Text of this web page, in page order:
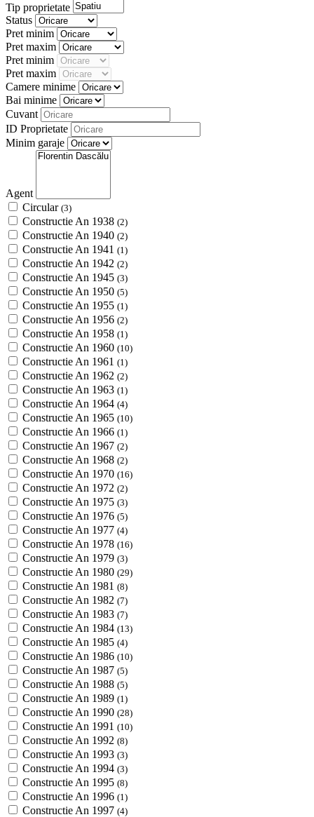
Tip proprietate
Status
Pret minim
Pret maxim
Pret minim
Pret maxim
Camere minime
Bai minime
Cuvant
ID Proprietate
Minim garaje
Agent
Circular (3)
Constructie An 1938 (2)
Constructie An 1940 (2)
Constructie An 1941 (1)
Constructie An 1942 (2)
Constructie An 1945 (3)
Constructie An 1950 (5)
Constructie An 1955 (1)
Constructie An 1956 (2)
Constructie An 1958 (1)
Constructie An 1960 (10)
Constructie An 1961 (1)
Constructie An 1962 (2)
Constructie An 1963 (1)
Constructie An 1964 (4)
Constructie An 1965 (10)
Constructie An 1966 (1)
Constructie An 1967 (2)
Constructie An 1968 (2)
Constructie An 1970 (16)
Constructie An 1972 (2)
Constructie An 1975 (3)
Constructie An 1976 (5)
Constructie An 1977 (4)
Constructie An 1978 (16)
Constructie An 1979 (3)
Constructie An 1980 (29)
Constructie An 1981 (8)
Constructie An 1982 (7)
Constructie An 1983 (7)
Constructie An 1984 (13)
Constructie An 1985 (4)
Constructie An 1986 (10)
Constructie An 1987 (5)
Constructie An 1988 (5)
Constructie An 1989 (1)
Constructie An 1990 (28)
Constructie An 1991 (10)
Constructie An 1992 (8)
Constructie An 1993 (3)
Constructie An 1994 (3)
Constructie An 1995 (8)
Constructie An 1996 (1)
Constructie An 1997 (4)